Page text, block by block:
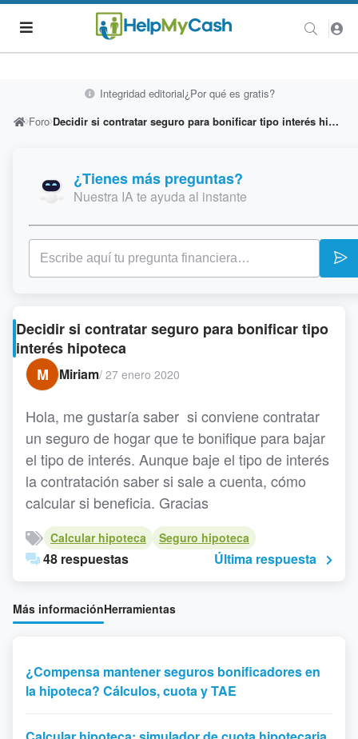
Integridad editorial¿Por qué es gratis?
Foro
Decidir si contratar seguro para bonificar tipo interés hipoteca
¿Tienes más preguntas?
Nuestra IA te ayuda al instante
Decidir si contratar seguro para bonificar tipo
interés hipoteca
M
Miriam/ 27 enero 2020
Hola, me gustaría saber si conviene contratar
un seguro de hogar que te bonifique para bajar
el tipo de interés. Aunque baje el tipo de interés
la contratación saber si sale a cuenta, cómo
calcular si beneficia. Gracias
Calcular hipoteca Seguro hipoteca
48 respuestas Última respuesta
Más informaciónHerramientas
¿Compensa mantener seguros bonificadores en
la hipoteca? Cálculos, cuota y TAE